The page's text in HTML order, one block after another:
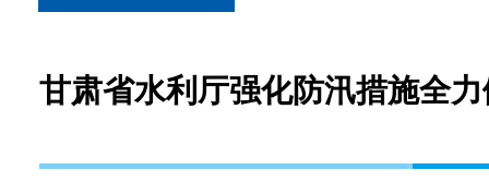
甘肃省水利厅强化防汛措施全